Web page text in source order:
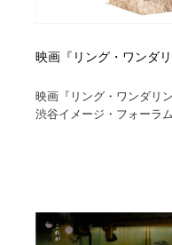
映画『リング・ワンダ
映画『リング・ワンダリ
渋谷イメージ・フォーラ